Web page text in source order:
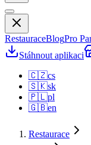
RestauraceBlogPro
Stáhnout aplikaci
🇨🇿cs
🇸🇰sk
🇵🇱pl
🇬🇧en
Restaurace